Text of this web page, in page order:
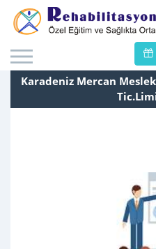
Karadeniz Mercan